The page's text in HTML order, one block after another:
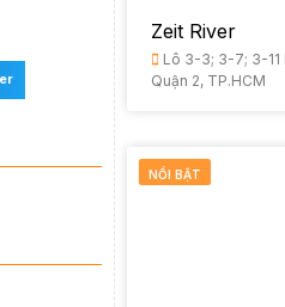
Zeit River
Lô 3-3; 3-7; 3-11
Quận 2, TP.HCM
NỔI BẬT